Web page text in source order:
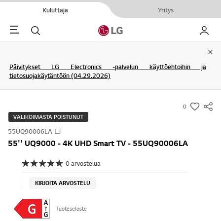
Kuluttaja Yritys
Menu Haku My LG
Päivitykset LG Electronics -palvelun käyttöehtoihin ja
tietosuojakäytäntöön (04.29.2026)
0
s
VALIKOIMASTA POISTUNUT
55UQ90006LA
55'' UQ9000 - 4K UHD Smart TV - 55UQ90006LA
E
i
a
v
0 arvostelua
KIRJOITA ARVOSTELU
Tuoteseloste